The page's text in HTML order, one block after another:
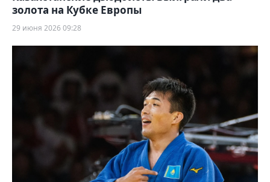
золота на Кубке Европы
29 июня 2026 09:28